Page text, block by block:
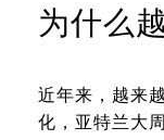
为什么
近年来，越来
化，亚特兰大